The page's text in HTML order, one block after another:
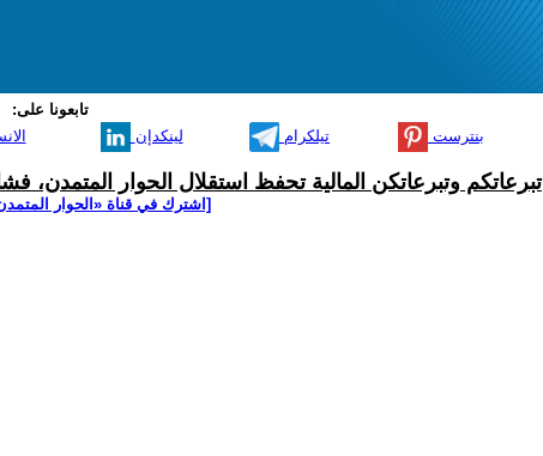
تابعونا على:
لينكدإن تيلكرام بنترست
تبرعاتكم وتبرعاتكن المالية تحفظ استقلال الحوار المتمدن،
[اشترك في قناة ‫«الحوار